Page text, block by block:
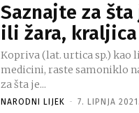
Saznajte za
ili žara,
Kopriva (lat. urtica sp.) kao
medicini, raste samoniklo
za šta je...
NARODNI LIJEK - 7. LIPNJA 2021.